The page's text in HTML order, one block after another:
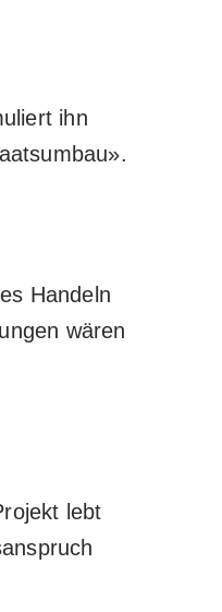
ihn
Handeln
wären
lebt